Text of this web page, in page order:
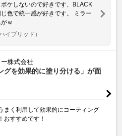
ケしないので好きです、BLACK
色で統一感が好きです。 ミラー
ｗ
イブリッド）
株式会社
グを効果的に塗り分ける」が面
まく利用して効果的にコーティング
おすすめです！